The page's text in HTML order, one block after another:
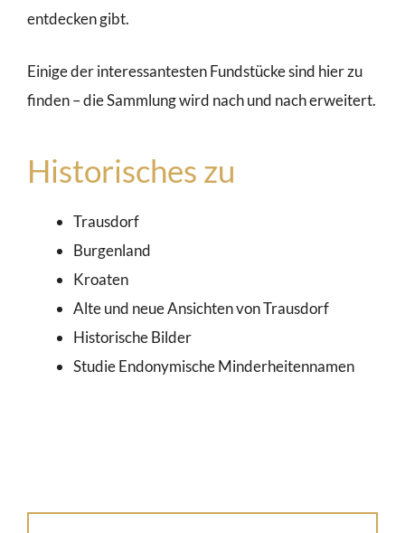
entdecken gibt.
Einige der interessantesten Fundstücke sind hier zu
finden – die Sammlung wird nach und nach erweitert.
Historisches zu
Trausdorf
Burgenland
Kroaten
Alte und neue Ansichten von Trausdorf
Historische Bilder
Studie Endonymische Minderheitennamen